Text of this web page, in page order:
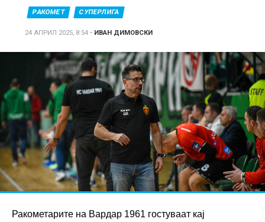
РАКОМЕТ СУПЕРЛИГА
24 АПРИЛ 2025, 8:54 • ИВАН ДИМОВСКИ
Ракометарите на Вардар 1961 гостуваат кај